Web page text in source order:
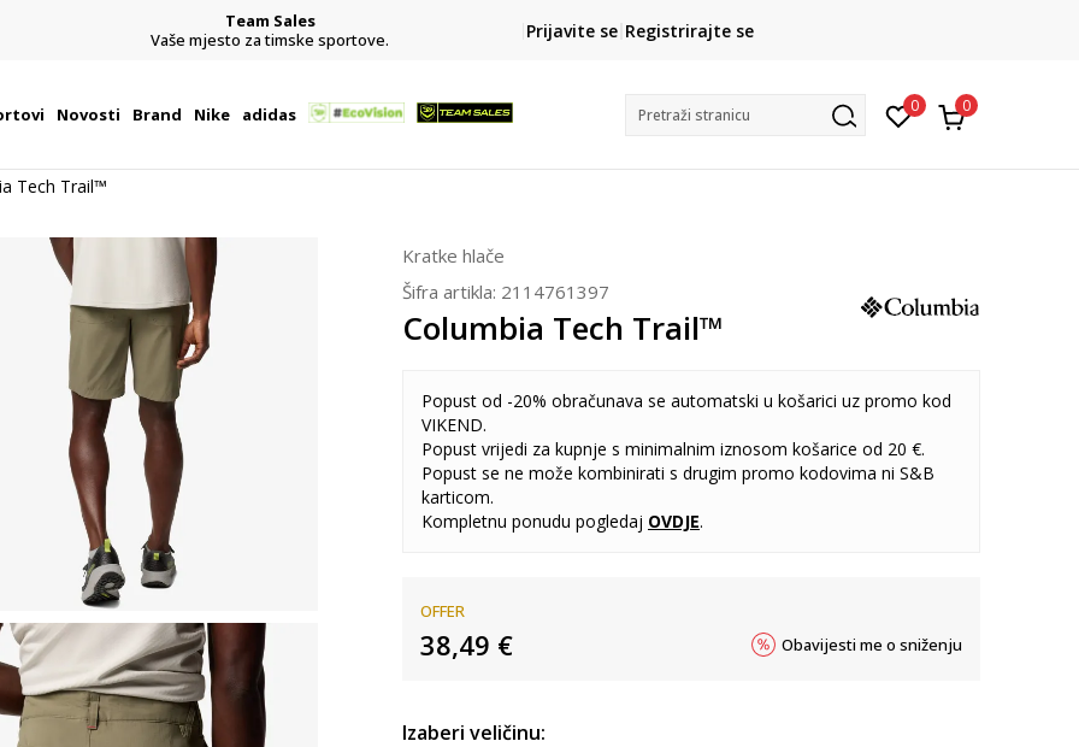
Team Sales
Vaše mjesto za timske sportove.
CLICK& COLLECT
besplatno preuzimanje u trgovini
Prijavite se Registrirajte se
Novosti Brand Nike adidas Pretraži stranicu 0 0
Tech Trail™
Kratke hlače
Šifra artikla: 2114761397
Columbia Tech Trail™
Popust od -20% obračunava se automatski u košarici uz promo kod
VIKEND.
Popust vrijedi za kupnje s minimalnim iznosom košarice od 20 €.
Popust se ne može kombinirati s drugim promo kodovima ni S&B
karticom.
Kompletnu ponudu pogledaj OVDJE.
OFFER
38,49 € Obavijesti me o sniženju
Izaberi veličinu: